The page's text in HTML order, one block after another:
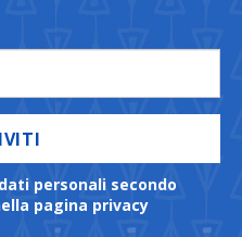
personali secondo
pagina privacy